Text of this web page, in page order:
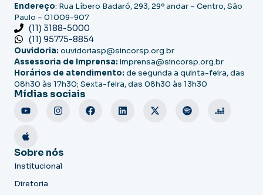
Endereço: Rua Líbero Badaró, 293, 29º andar – Centro, São
Paulo – 01009-907
(11) 3188-5000
(11) 95775-8854
Ouvidoria: ouvidoriasp@sincorsp.org.br
Assessoria de Imprensa: imprensa@sincorsp.org.br
Horários de atendimento: de segunda a quinta-feira, das
08h30 às 17h30; Sexta-feira, das 08h30 às 13h30
Mídias sociais
Sobre nós
Institucional
Diretoria